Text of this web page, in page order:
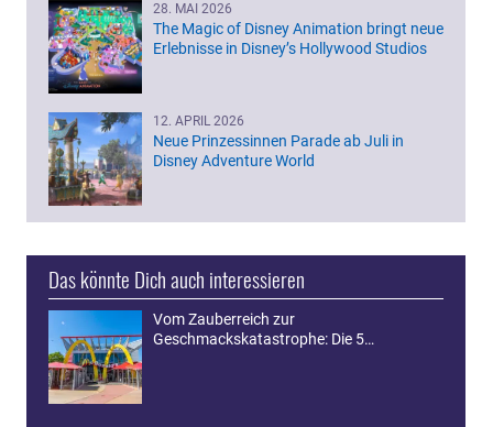
28. MAI 2026
The Magic of Disney Animation bringt neue
Erlebnisse in Disney’s Hollywood Studios
12. APRIL 2026
Neue Prinzessinnen Parade ab Juli in
Disney Adventure World
Das könnte Dich auch interessieren
Vom Zauberreich zur
Geschmackskatastrophe: Die 5…